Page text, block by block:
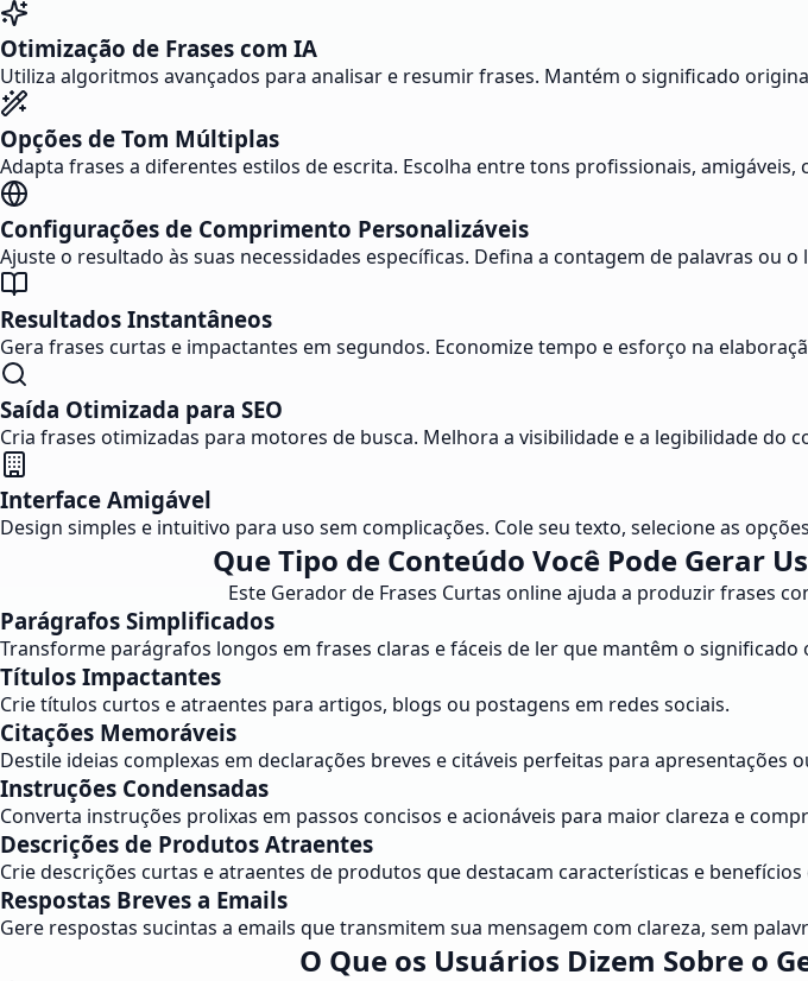
Otimização de Frases com IA
Utiliza algoritmos avançados para analisar e resumir frases. Mantém o significado
Opções de Tom Múltiplas
Adapta frases a diferentes estilos de escrita. Escolha entre tons profissionais,
Configurações de Comprimento Personalizáveis
Ajuste o resultado às suas necessidades específicas. Defina a contagem de palavras ou
Resultados Instantâneos
Gera frases curtas e impactantes em segundos. Economize tempo e esforço na
Saída Otimizada para SEO
Cria frases otimizadas para motores de busca. Melhora a visibilidade e a legibilidade do
Interface Amigável
Design simples e intuitivo para uso sem complicações. Cole seu texto, selecione as
Que Tipo de Conteúdo Você Pode Gerar
Este Gerador de Frases Curtas online ajuda a produzir frases
Parágrafos Simplificados
Transforme parágrafos longos em frases claras e fáceis de ler que mantêm o significado
Títulos Impactantes
Crie títulos curtos e atraentes para artigos, blogs ou postagens em redes sociais.
Citações Memoráveis
Destile ideias complexas em declarações breves e citáveis perfeitas para apresentações
Instruções Condensadas
Converta instruções prolixas em passos concisos e acionáveis para maior clareza e
Descrições de Produtos Atraentes
Crie descrições curtas e atraentes de produtos que destacam características e benefícios
Respostas Breves a Emails
Gere respostas sucintas a emails que transmitem sua mensagem com clareza, sem
O Que os Usuários Dizem Sobre o